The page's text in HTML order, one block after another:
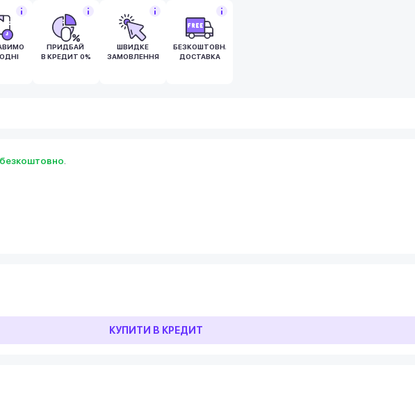
ПРИДБАЙ
В КРЕДИТ 0%
ШВИДКЕ
ЗАМОВЛЕННЯ
БЕЗКОШТОВНА
ДОСТАВКА
безкоштовно.
КУПИТИ В КРЕДИТ